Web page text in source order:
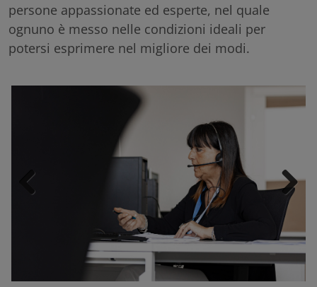
persone appassionate ed esperte, nel quale
ognuno è messo nelle condizioni ideali per
potersi esprimere nel migliore dei modi.
Next